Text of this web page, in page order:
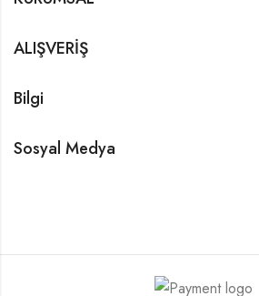
ALIŞVERİŞ
Bilgi
Sosyal Medya